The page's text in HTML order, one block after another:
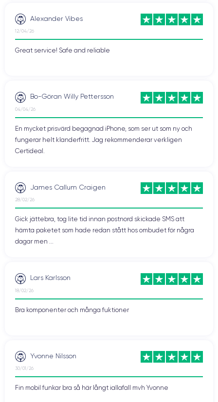
Alexander Vibes
12/04/26
Great service! Safe and reliable
Bo-Göran Willy Pettersson
04/04/26
En mycket prisvärd begagnad iPhone, som ser ut som ny och
fungerar helt klanderfritt. Jag rekommenderar verkligen
Certideal.
James Callum Craigen
28/02/26
Gick jättebra, tog lite tid innan postnord skickade SMS att
hämta paketet som hade redan stått hos ombudet för några
dagar men ...
Lars Karlsson
18/02/26
Bra komponenter och många fuktioner
Yvonne Nilsson
30/01/26
Fin mobil funkar bra så här långt iallafall mvh Yvonne